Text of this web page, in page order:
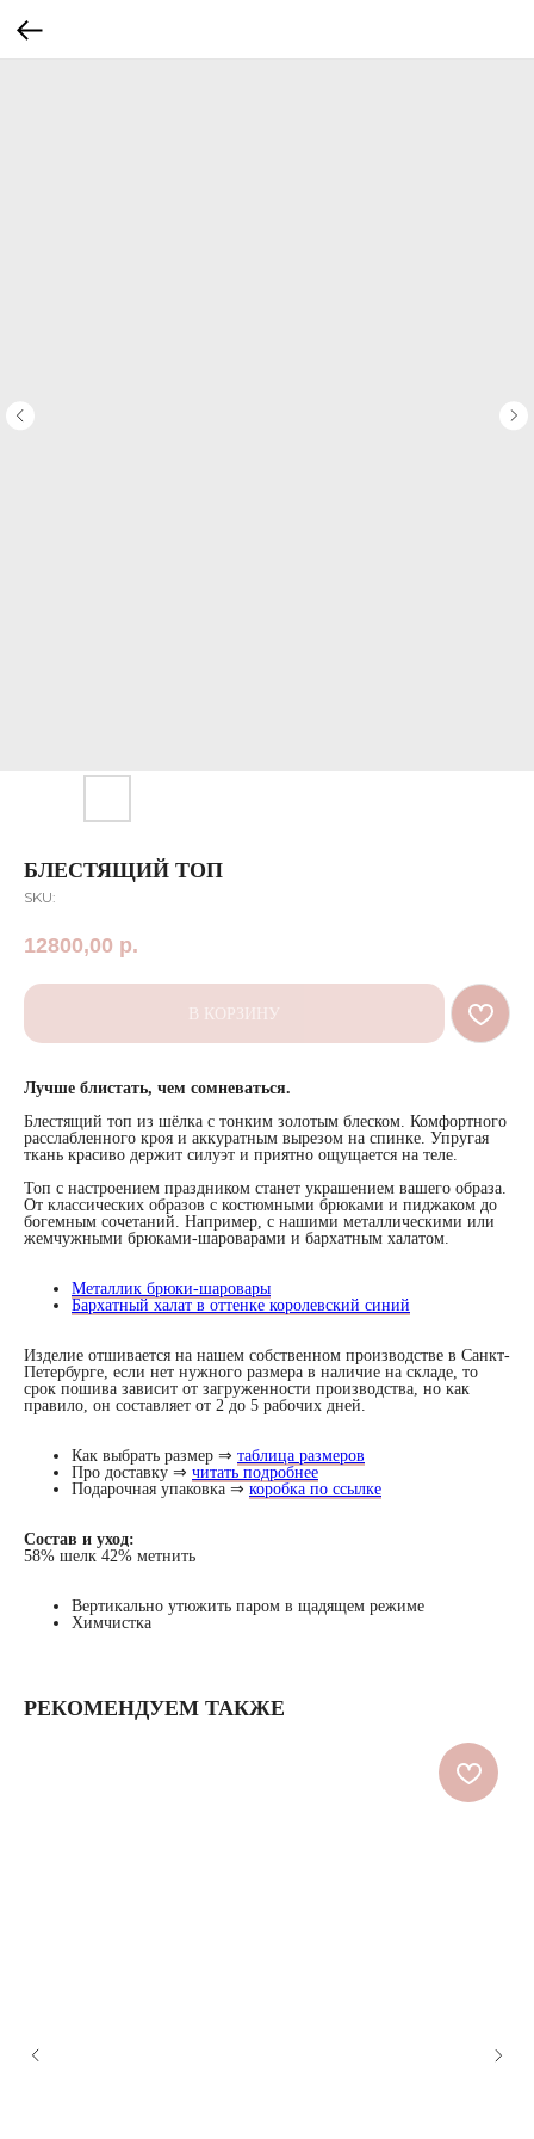
БЛЕСТЯЩИЙ ТОП
SKU:
12800,00 р.
В КОРЗИНУ
Лучше блистать, чем сомневаться.
Блестящий топ из шёлка с тонким золотым блеском. Комфортного
расслабленного кроя и аккуратным вырезом на спинке. Упругая
ткань красиво держит силуэт и приятно ощущается на теле.
Топ с настроением праздником станет украшением вашего образа.
От классических образов с костюмными брюками и пиджаком до
богемным сочетаний. Например, с нашими металлическими или
жемчужными брюками-шароварами и бархатным халатом.
Металлик брюки-шаровары
Бархатный халат в оттенке королевский синий
Изделие отшивается на нашем собственном производстве в Санкт-
Петербурге, если нет нужного размера в наличие на складе, то
срок пошива зависит от загруженности производства, но как
правило, он составляет от 2 до 5 рабочих дней.
Как выбрать размер ⇒ таблица размеров
Про доставку ⇒ читать подробнее
Подарочная упаковка ⇒ коробка по ссылке
Состав и уход:
58% шелк 42% метнить
Вертикально утюжить паром в щадящем режиме
Химчистка
РЕКОМЕНДУЕМ ТАКЖЕ